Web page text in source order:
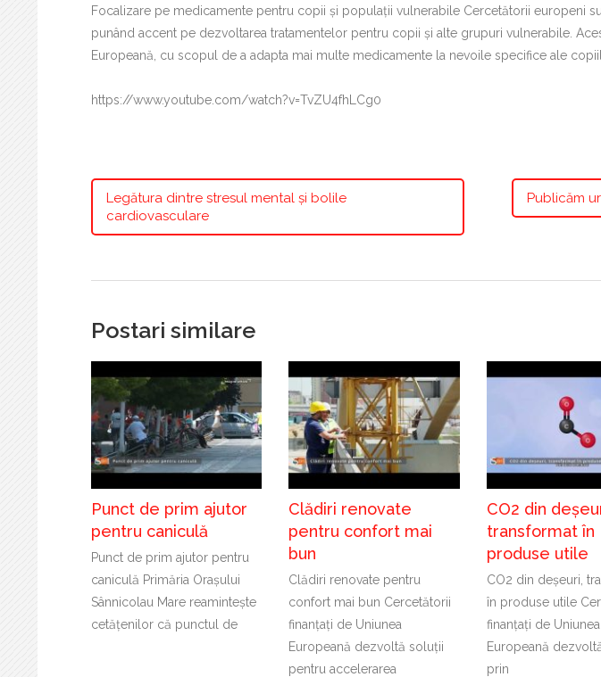
Focalizare pe medicamente pentru copii și populații vulnerabile Cercetătorii europeni
punând accent pe dezvoltarea tratamentelor pentru copii și alte grupuri vulnerabile.
Europeană, cu scopul de a adapta mai multe medicamente la nevoile specifice ale
https://www.youtube.com/watch?v=TvZU4fhLCg0
Legătura dintre stresul mental și bolile
cardiovasculare
Publicăm
Postari similare
Punct de prim ajutor
pentru caniculă
Punct de prim ajutor pentru
caniculă Primăria Orașului
Sânnicolau Mare reamintește
cetățenilor că punctul de
Clădiri renovate
pentru confort mai
bun
Clădiri renovate pentru
confort mai bun Cercetătorii
finanțați de Uniunea
Europeană dezvoltă soluții
pentru accelerarea
CO2 din
transformat în
produse utile
CO2 din deșeuri,
în produse utile
finanțați de Uniunea
Europeană
prin